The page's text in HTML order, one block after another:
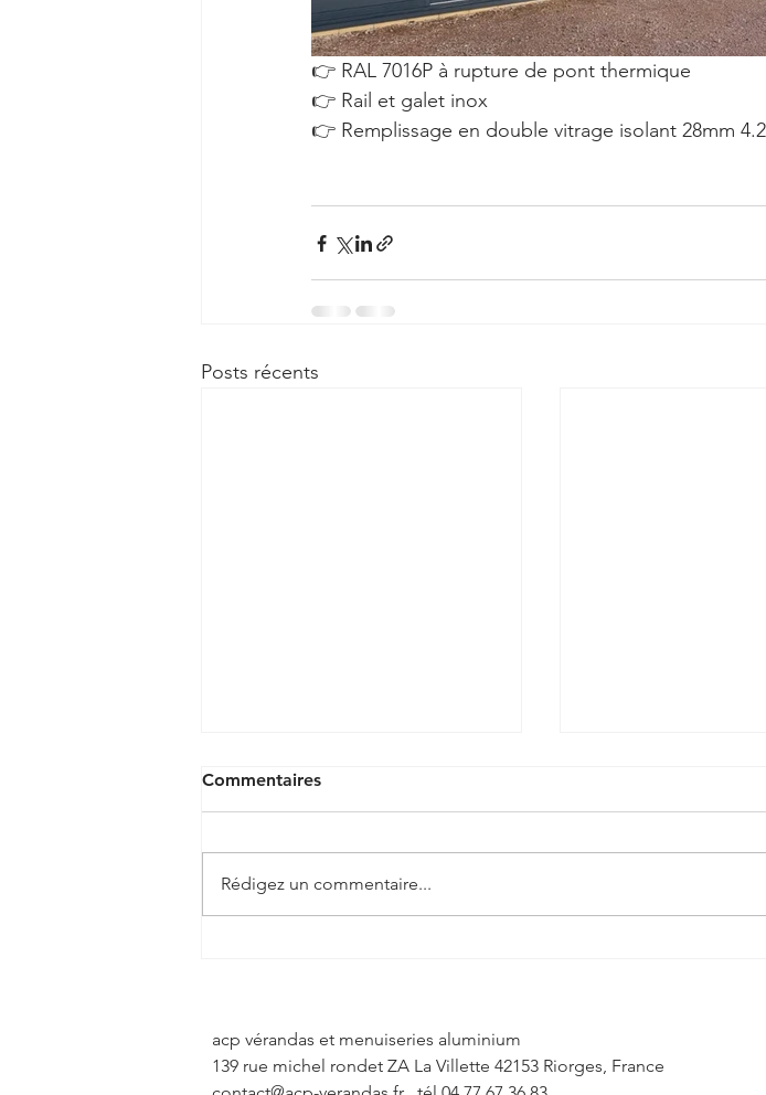
👉 RAL 7016P à rupture de pont thermique
👉 Rail et galet inox
👉 Remplissage en double vitrage isolant 28mm
Posts récents
Commentaires
Rédigez un commentaire...
acp vérandas et menuiseries aluminium
139 rue michel rondet ZA La Villette 42153 Riorges, France